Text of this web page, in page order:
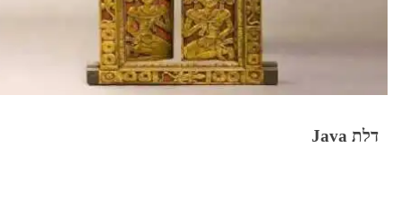
דלת Java